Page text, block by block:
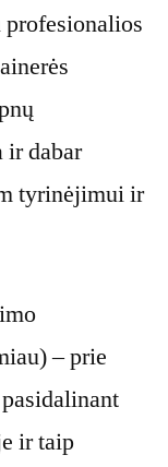
ir dabar
tyrinėjimui ir
– prie
ir taip